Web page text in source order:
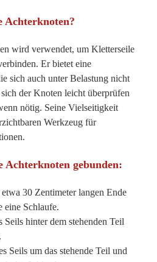
Achterknoten?
wird verwendet, um Kletterseile
Er bietet eine
sich auch unter Belastung nicht
der Knoten leicht überprüfen
nötig. Seine Vielseitigkeit
Werkzeug für
Achterknoten gebunden:
30 Zentimeter langen Ende
eine Schlaufe.
Seils hinter dem stehenden Teil
Seils um das stehende Teil und